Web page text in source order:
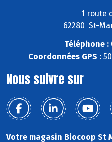
1 route
62280 St-
Téléphone :
Coordonnées GPS :
Nous suivre sur
Votre magasin Biocoop St